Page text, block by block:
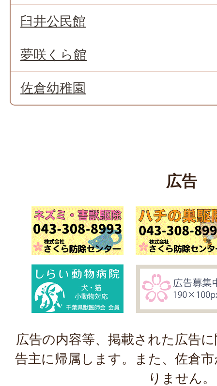
臼井公民館
夢咲くら館
佐倉幼稚園
広告
広告の内容等、掲載された広告
告主に帰属します。また、佐倉
りません。